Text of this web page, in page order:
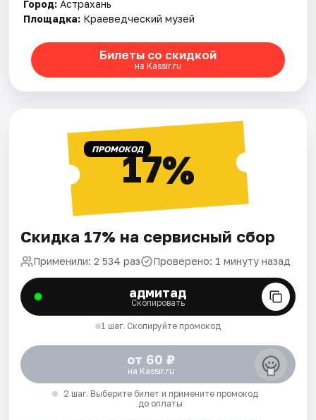
Город: Астрахань
Площадка: Краеведческий музей
Билеты со скидкой
на Kassir.ru
ПРОМОКОД17%
Скидка 17% на сервисный сбор
Применили: 2 534 раз Проверено: 1 минуту назад
адмитад
Скопировать
1 шаг. Скопируйте промокод
от 60 ₽
на Kassir.ru
2 шаг. Выберите билет и примените промокод
до оплаты